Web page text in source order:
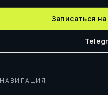
Записаться
НАВИГАЦИЯ